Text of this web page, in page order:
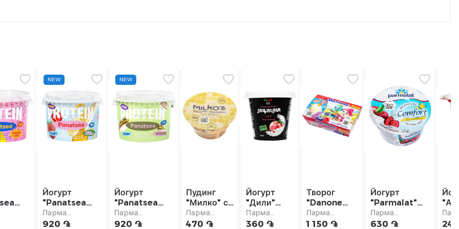
NEW
Йогурт
"Panatsea
Protein"
банан,
Парма
супермаркет
920 ֏
NEW
Йогурт
"Panatsea
Protein"
фисташки,
Парма
супермаркет
920 ֏
Пудинг
"Милко" с
рисом 165г
Парма
супермаркет
470 ֏
Йогурт
"Дили"
персик
2.5% 140г
Парма
супермаркет
360 ֏
Творог
"Danone
Растишка" с
малиной,
Парма
супермаркет
1 150 ֏
Йогурт
"Parmalat"
вишневый,
безлактозный
Парма
супермаркет
630 ֏